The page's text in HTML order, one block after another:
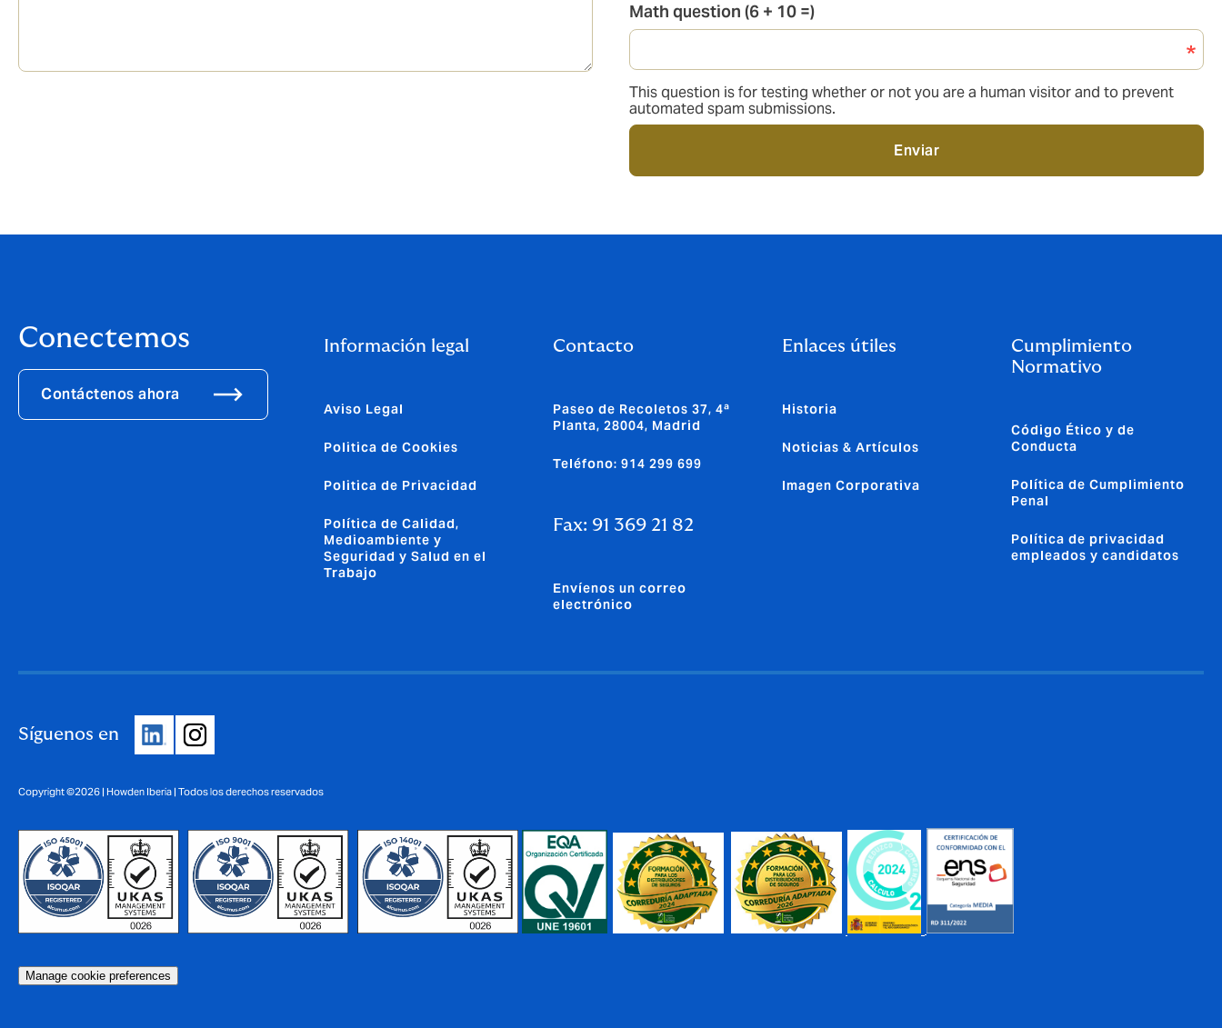
Math question (6 + 10 =)
This question is for testing whether or not you are a human visitor and to prevent
automated spam submissions.
Enviar
Conectemos
Contáctenos ahora
Información legal
Aviso Legal
Politica de Cookies
Politica de Privacidad
Política de Calidad,
Medioambiente y
Seguridad y Salud en el
Trabajo
Contacto
Paseo de Recoletos 37, 4ª
Planta, 28004, Madrid
Teléfono: 914 299 699
Fax: 91 369 21 82
Envíenos un correo
electrónico
Enlaces útiles
Historia
Noticias & Artículos
Imagen Corporativa
Cumplimiento
Normativo
Código Ético y de
Conducta
Política de Cumplimiento
Penal
Política de privacidad
empleados y candidatos
Síguenos en
Copyright ©2026 | Howden Iberia | Todos los derechos reservados
Manage cookie preferences